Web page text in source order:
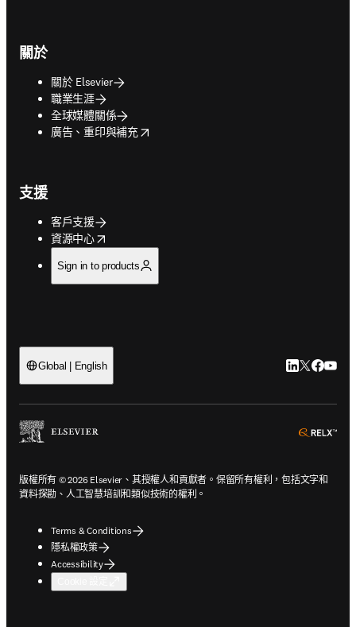
關於
關於 Elsevier
職業生涯
全球媒體關係
廣告、重印與補充
opens in new tab/window
支援
客戶支援
資源中心
opens in new tab/window
Sign in to products
Global | English LinkedIn 打
Twitter 打
版權所有 © 2026 Elsevier、其授權人和貢獻者。保留所有權利，包括文字和
資料探勘、人工智慧培訓和類似技術的權利。
Terms & Conditions
隱私權政策
Accessibility